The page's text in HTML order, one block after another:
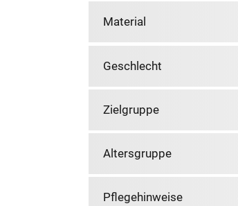
Material
Geschlecht
Zielgruppe
Altersgruppe
Pflegehinweise